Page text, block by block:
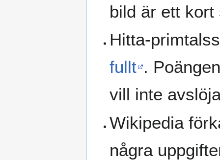
bild är ett
Hitta-
fullt .
vill inte
Wikipedia
några